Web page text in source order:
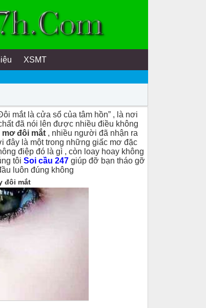
XSMT
mắt là cửa sổ của tâm hồn” , là nơi
đã nói lên được nhiều điều không
mơ đôi mắt , nhiều người đã nhận ra
đây là một trong những giấc mơ đặc
điệp đó là gì , còn loay hoay không
tôi Soi cầu 247 giúp đỡ bạn tháo gỡ
luôn đúng không
đôi mắt